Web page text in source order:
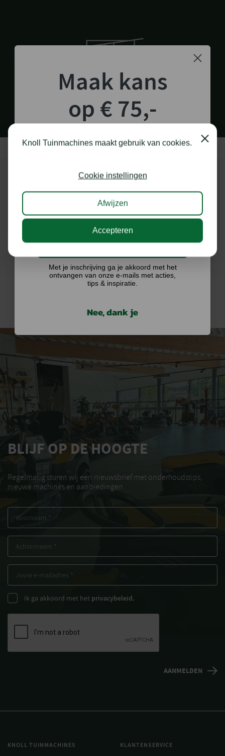
1.000 M2 SHOWROOM
in Staphorst
BLIJF OP DE HOOGTE
Regelmatig sturen wij een nieuwsbrief met onderhoudstips,
nieuwe machines en aanbiedingen
Ik ga akkoord met het privacybeleid.
KNOLL TUINMACHINES KLANTENSERVICE
Knoll Tuinmachines maakt gebruik van cookies. Close
Cookie instellingen
Afwijzen
Accepteren
Maak kans
op € 75,-
shoptegoed!
kans op €75,- te besteden op onze webshop.
Ik doe graag mee!
Met je inschrijving ga je akkoord met het
ontvangen van onze e-mails met acties,
tips & inspiratie.
Nee, dank je